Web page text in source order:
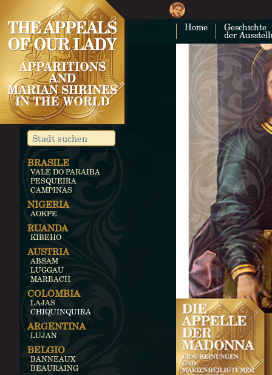
Home Geschichte
der
BRASILE
VALE DO PARAIBA
PESQUEIRA
CAMPINAS
NIGERIA
AOKPE
RUANDA
KIBEHO
AUSTRIA
ABSAM
LUGGAU
MARBACH
COLOMBIA
LAJAS
CHIQUINQUIRA
ARGENTINA
LUJAN
BELGIO
BANNEAUX
BEAURAING